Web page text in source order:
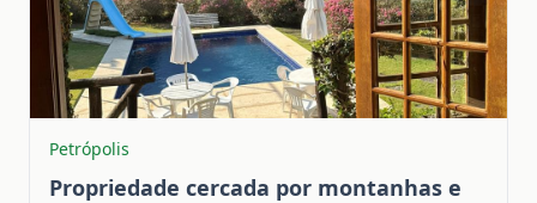
Petrópolis
Propriedade cercada por montanhas e